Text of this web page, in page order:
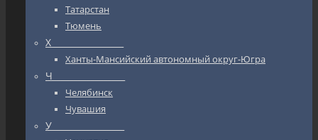
Татарстан
Тюмень
Х_________________
Ханты-Мансийский автономный округ-Югра
Ч_________________
Челябинск
Чувашия
У_________________